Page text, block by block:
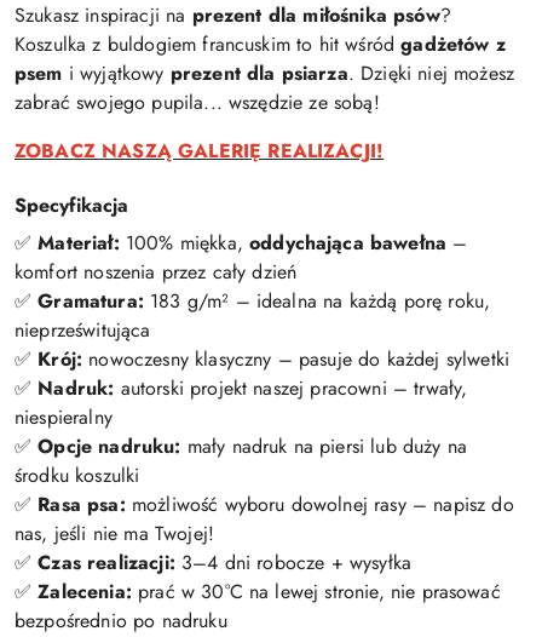
Szukasz inspiracji na prezent dla miłośnika psów?
Koszulka z buldogiem francuskim to hit wśródgadżetów z
psem i wyjątkowy prezent dla psiarza. Dzięki niej możesz
zabrać swojego pupila... wszędzie ze sobą!
ZOBACZ NASZĄ GALERIĘ REALIZACJI!
Specyfikacja
✅Materiał: 100% miękka,oddychająca bawełna –
komfort noszenia przez cały dzień
✅Gramatura: 183 g/m² – idealna na każdą porę roku,
nieprześwitująca
✅ Krój: nowoczesny klasyczny – pasuje do każdej sylwetki
✅ Nadruk: autorski projekt naszej pracowni – trwały,
niespieralny
✅Opcje nadruku: mały nadruk na piersi lub duży na
środku koszulki
✅ Rasa psa: możliwość wyboru dowolnej rasy – napisz do
nas, jeśli nie ma Twojej!
✅Czas realizacji: 3–4 dni robocze + wysyłka
✅Zalecenia: prać w 30°C na lewej stronie, nie prasować
bezpośrednio po nadruku